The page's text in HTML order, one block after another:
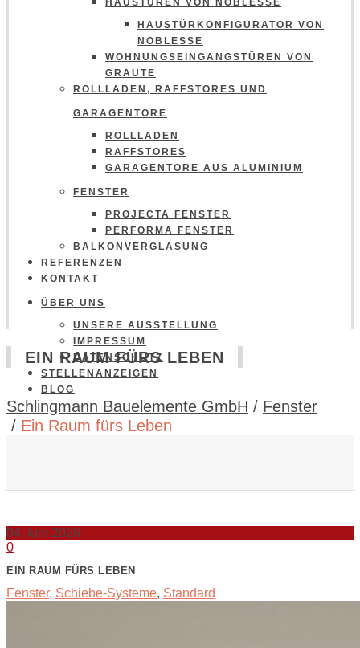
HAUSTÜREN VON NOBLESSE
HAUSTÜRKONFIGURATOR VON
NOBLESSE
WOHNUNGSEINGANGSTÜREN VON
GRAUTE
ROLLLÄDEN, RAFFSTORES UND
GARAGENTORE
ROLLLADEN
RAFFSTORES
GARAGENTORE AUS ALUMINIUM
FENSTER
PROJECTA FENSTER
PERFORMA FENSTER
BALKONVERGLASUNG
REFERENZEN
KONTAKT
ÜBER UNS
UNSERE AUSSTELLUNG
IMPRESSUM
DATENSCHUTZ
STELLENANZEIGEN
BLOG
EIN RAUM FÜRS LEBEN
Schlingmann Bauelemente GmbH / Fenster
/ Ein Raum fürs Leben
04 Juni 2026
0
EIN RAUM FÜRS LEBEN
Fenster, Schiebe-Systeme, Standard